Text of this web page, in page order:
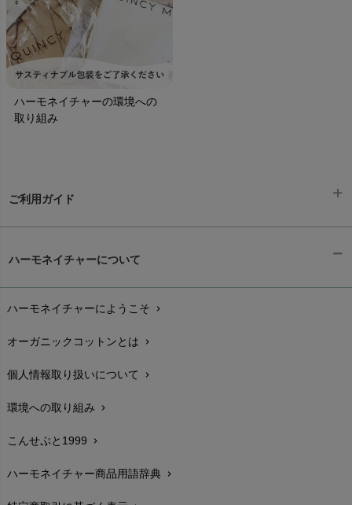
ハーモネイチャーの環境への
取り組み
ご利用ガイド
配送と送料chevron_right
在庫状況と発送予定chevron_right
サイズ・寸法chevron_right
生地・素材chevron_right
お手入れについて
レビューを書こうchevron_right
ハーモネイチャーについて
ハーモネイチャーにようこそ chevron_right
オーガニックコットンとは chevron_right
個人情報取り扱いについて chevron_right
環境への取り組み chevron_right
こんせぷと1999 chevron_right
ハーモネイチャー商品用語辞典 chevron_right